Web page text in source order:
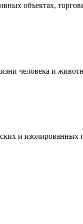
объектах,
человека и
и изолированных